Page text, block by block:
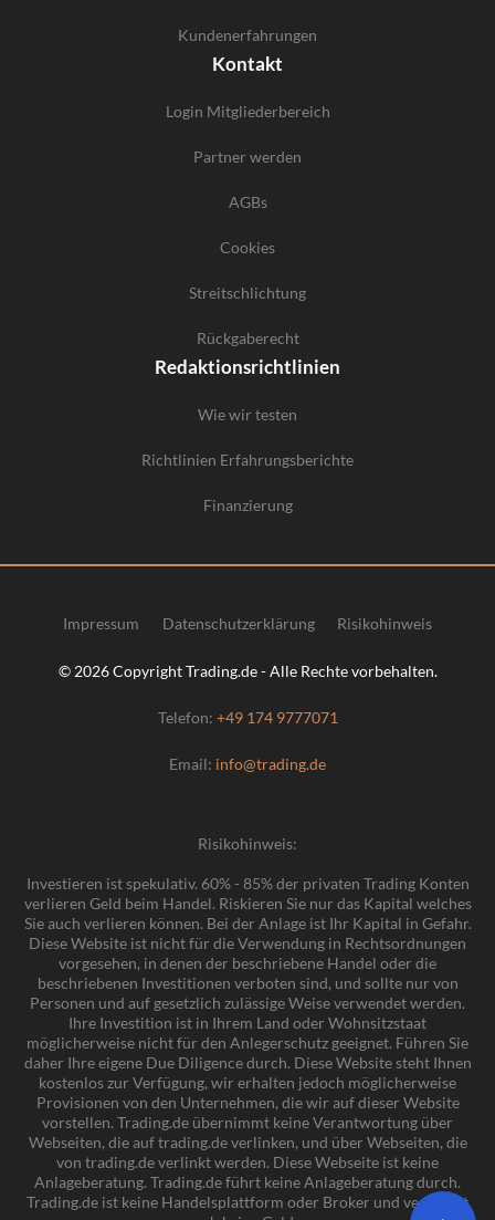
Kundenerfahrungen
Kontakt
Login Mitgliederbereich
Partner werden
AGBs
Cookies
Streitschlichtung
Rückgaberecht
Redaktionsrichtlinien
Wie wir testen
Richtlinien Erfahrungsberichte
Finanzierung
© 2026 Copyright Trading.de - Alle Rechte vorbehalten.
Telefon: +49 174 9777071
Email: info@trading.de
Impressum Datenschutzerklärung Risikohinweis
Risikohinweis:
Investieren ist spekulativ. 60% - 85% der privaten Trading Konten
verlieren Geld beim Handel. Riskieren Sie nur das Kapital welches
Sie auch verlieren können. Bei der Anlage ist Ihr Kapital in Gefahr.
Diese Website ist nicht für die Verwendung in Rechtsordnungen
vorgesehen, in denen der beschriebene Handel oder die
beschriebenen Investitionen verboten sind, und sollte nur von
Personen und auf gesetzlich zulässige Weise verwendet werden.
Ihre Investition ist in Ihrem Land oder Wohnsitzstaat
möglicherweise nicht für den Anlegerschutz geeignet. Führen Sie
daher Ihre eigene Due Diligence durch. Diese Website steht Ihnen
kostenlos zur Verfügung, wir erhalten jedoch möglicherweise
Provisionen von den Unternehmen, die wir auf dieser Website
vorstellen. Trading.de übernimmt keine Verantwortung über
Webseiten, die auf trading.de verlinken, und über Webseiten, die
von trading.de verlinkt werden. Diese Webseite ist keine
Anlageberatung. Trading.de führt keine Anlageberatung durch.
Trading.de ist keine Handelsplattform oder Broker und verwaltet